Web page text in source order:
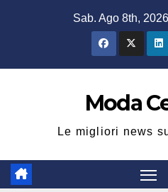
Sab. Ago 8th, 2026
Moda
Le migliori news